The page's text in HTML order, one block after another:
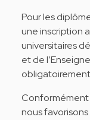
Pour les
une inscription
universitaires
et de
Conformément
nous